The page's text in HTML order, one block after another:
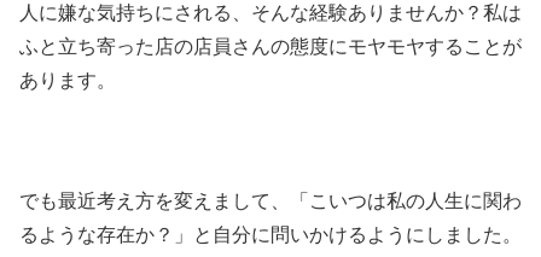
人に嫌な気持ちにされる、そんな経験ありませんか？私は
ふと立ち寄った店の店員さんの態度にモヤモヤすることが
あります。
でも最近考え方を変えまして、「こいつは私の人生に関わ
るような存在か？」と自分に問いかけるようにしました。